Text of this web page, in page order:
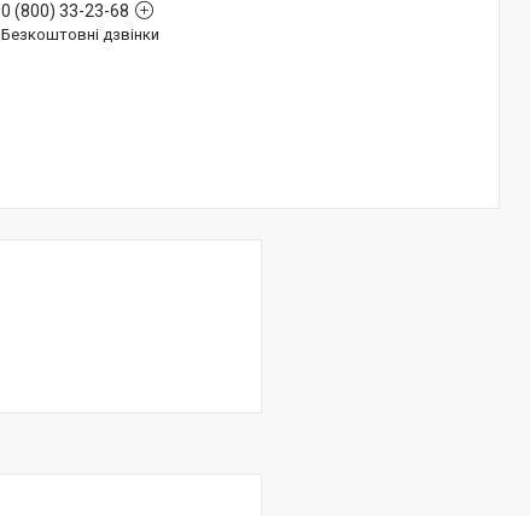
0 (800) 33-23-68
Безкоштовні дзвінки